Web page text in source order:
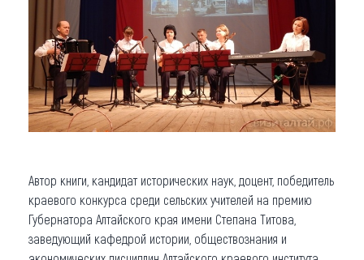
Автор книги, кандидат исторических наук, доцент, победитель
краевого конкурса среди сельских учителей на премию
Губернатора Алтайского края имени Степана Титова,
заведующий кафедрой истории, обществознания и